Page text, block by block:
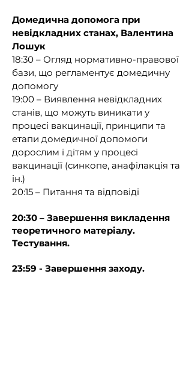
фармацевти клінічні), які пройшли
спеціальні щорічні навчання з
питань вакцинації, правил
організації і техніки проведення
щеплень, а також набуття навичок
надання домедичної допомоги
при невідкладних станах:
у перший рік - на циклі
тематичного удосконалення на
базі закладів вищої
(післядипломної) освіти;
{Підпункт 1 пункту 2 доповнено
Міністерства охорони здоров'я №
1351 від 31.07.2024}
підготовку на заходах
Домедична допомога при
невідкладних станах, Валентина
Лошук
18:30 – Огляд нормативно-правової
бази, що регламентує домедичну
допомогу
19:00 – Виявлення невідкладних
станів, що можуть виникати у
процесі вакцинації, принципи та
етапи домедичної допомоги
дорослим і дітям у процесі
вакцинації (синкопе, анафілакція та
ін.)
20:15 – Питання та відповіді
20:30 – Завершення викладення
теоретичного матеріалу.
Тестування.
23:59 - Завершення заходу.